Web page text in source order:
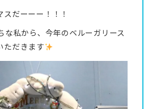
だーーー！！！
な私から、今年のベルーガリース
ただきます